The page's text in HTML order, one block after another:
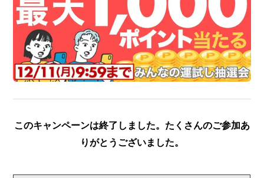
このキャンペーンは終了しました。たくさんのご参加あ
りがとうございました。